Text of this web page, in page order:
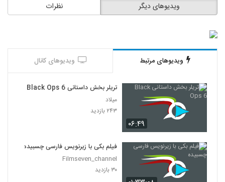
نظرات ویدیوهای دیگر
ویدیوهای مرتبط ویدیوهای کانال
۰۶:۴۹
تریلر بخش داستانی Black Ops 6
میلاد
۲۴۳ بازدید
فیلم بکی با زیرنویس فارسی چسبیده
Filmseven_channel
۳۰ بازدید